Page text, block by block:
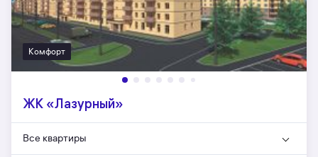
Комфорт
ЖК «Лазурный»
Все квартиры